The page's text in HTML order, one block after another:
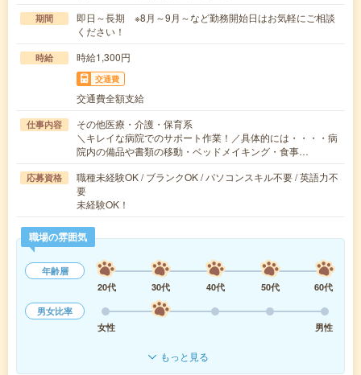
期間
即日～長期 ※8月～9月～など勤務開始日はお気軽にご相談
ください！
時給 時給1,300円
交通費
交通費全額支給
仕事内容
その他医療・介護・保育系
＼キレイな病院でのサポート作業！／具体的には・・・・病
院内の備品や書類の移動・ベッドメイキング・食事…
応募資格
職種未経験OK / ブランクOK / パソコンスキル不要 / 英語力不
要
未経験OK！
職場の雰囲気
年齢層
20代
30代 40代 50代
60代
男女比率
女性
男性
もっと見る